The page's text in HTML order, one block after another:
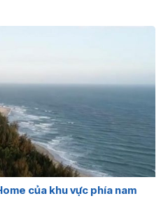
của khu vực phía nam